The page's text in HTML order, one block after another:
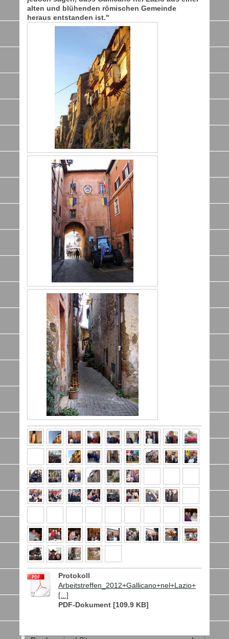
alten und blühenden römischen Gemeinde
heraus entstanden ist."
Protokoll
Arbeitstreffen_2012+Gallicano+nel+Lazio+
[...]
PDF-Dokument [109.9 KB]